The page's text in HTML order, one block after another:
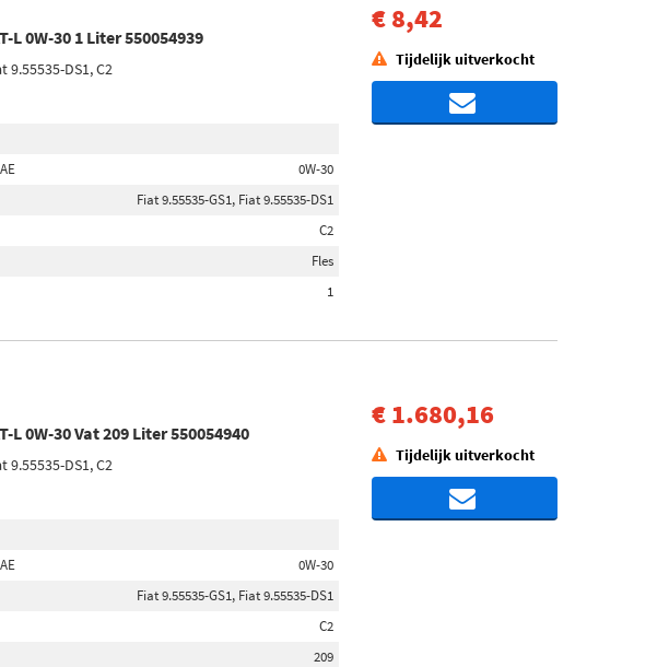
0W-30 1 Liter 550054939
9.55535-DS1, C2
0W-30
Fiat 9.55535-GS1, Fiat 9.55535-DS1
C2
Fles
1
€ 8,42
Tijdelijk uitverkocht
0W-30 Vat 209 Liter 550054940
9.55535-DS1, C2
0W-30
Fiat 9.55535-GS1, Fiat 9.55535-DS1
C2
209
€ 1.680,16
Tijdelijk uitverkocht